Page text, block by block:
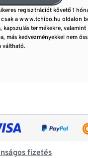
regisztrációt követő 1
csak a www.tchibo.hu oldalon
kapszulás termékekre, valamint
más kedvezményekkel nem
váltható.
fizetés